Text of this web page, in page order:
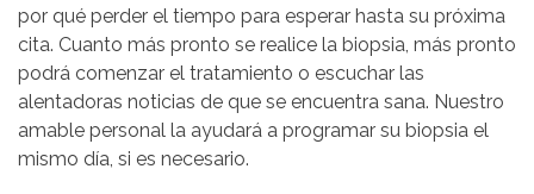
por qué perder el tiempo para esperar hasta su próxima
cita. Cuanto más pronto se realice la biopsia, más pronto
podrá comenzar el tratamiento o escuchar las
alentadoras noticias de que se encuentra sana. Nuestro
amable personal la ayudará a programar su biopsia el
mismo día, si es necesario.